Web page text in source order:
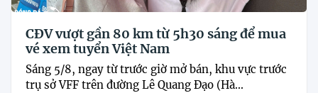
CĐV vượt gần 80 km từ 5h30 sáng để mua
vé xem tuyển Việt Nam
Sáng 5/8, ngay từ trước giờ mở bán, khu vực trước
trụ sở VFF trên đường Lê Quang Đạo (Hà...